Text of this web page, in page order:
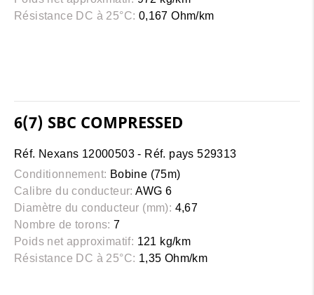
Résistance DC à 25°C: 0,167 Ohm/km
6(7) SBC COMPRESSED
Réf. Nexans 12000503 - Réf. pays 529313
Conditionnement: Bobine (75m)
Calibre du conducteur: AWG 6
Diamètre du conducteur (mm): 4,67
Nombre de torons: 7
Poids net approximatif: 121 kg/km
Résistance DC à 25°C: 1,35 Ohm/km